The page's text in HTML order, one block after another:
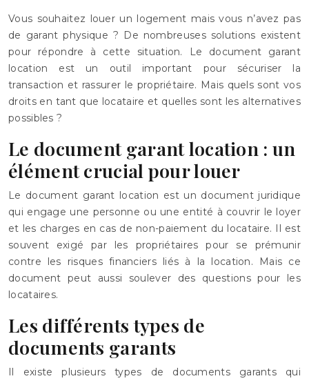
Vous souhaitez louer un logement mais vous n’avez pas
de garant physique ? De nombreuses solutions existent
pour répondre à cette situation. Le document garant
location est un outil important pour sécuriser la
transaction et rassurer le propriétaire. Mais quels sont vos
droits en tant que locataire et quelles sont les alternatives
possibles ?
Le document garant location : un
élément crucial pour louer
Le document garant location est un document juridique
qui engage une personne ou une entité à couvrir le loyer
et les charges en cas de non-paiement du locataire. Il est
souvent exigé par les propriétaires pour se prémunir
contre les risques financiers liés à la location. Mais ce
document peut aussi soulever des questions pour les
locataires.
Les différents types de
documents garants
Il existe plusieurs types de documents garants qui